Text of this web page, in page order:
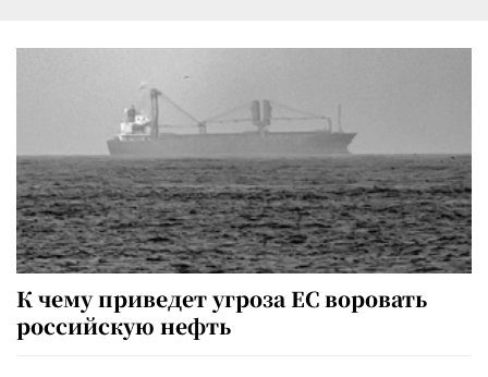
К чему приведет угроза ЕС воровать
российскую нефть